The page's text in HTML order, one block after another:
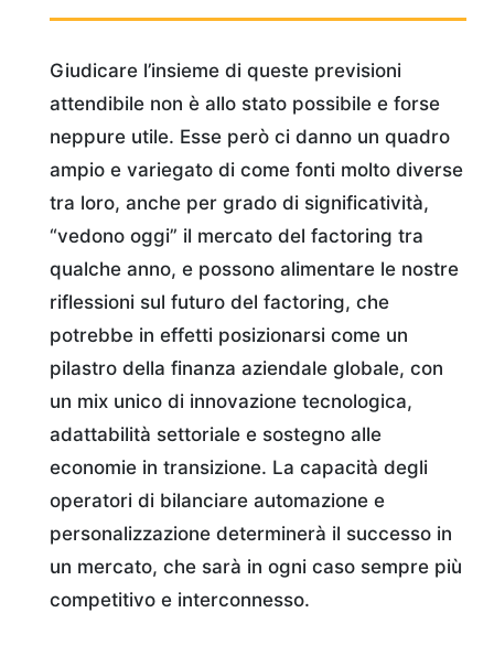
Giudicare l’insieme di queste previsioni
attendibile non è allo stato possibile e forse
neppure utile. Esse però ci danno un quadro
ampio e variegato di come fonti molto diverse
tra loro, anche per grado di significatività,
“vedono oggi” il mercato del factoring tra
qualche anno, e possono alimentare le nostre
riflessioni sul futuro del factoring, che
potrebbe in effetti posizionarsi come un
pilastro della finanza aziendale globale, con
un mix unico di innovazione tecnologica,
adattabilità settoriale e sostegno alle
economie in transizione. La capacità degli
operatori di bilanciare automazione e
personalizzazione determinerà il successo in
un mercato, che sarà in ogni caso sempre più
competitivo e interconnesso.